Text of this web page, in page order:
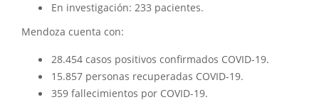
En investigación: 233 pacientes.
Mendoza cuenta con:
28.454 casos positivos confirmados COVID-19.
15.857 personas recuperadas COVID-19.
359 fallecimientos por COVID-19.